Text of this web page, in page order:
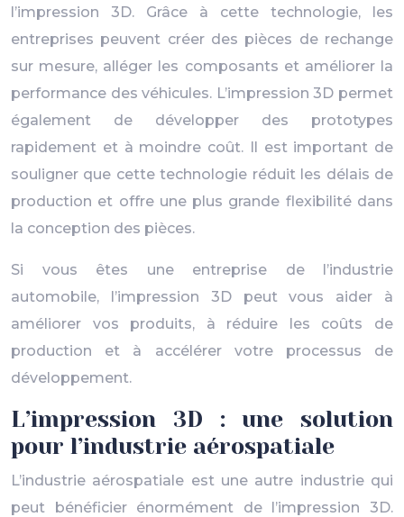
l’impression 3D. Grâce à cette technologie, les
entreprises peuvent créer des pièces de rechange
sur mesure, alléger les composants et améliorer la
performance des véhicules. L’impression 3D permet
également de développer des prototypes
rapidement et à moindre coût. Il est important de
souligner que cette technologie réduit les délais de
production et offre une plus grande flexibilité dans
la conception des pièces.
Si vous êtes une entreprise de l’industrie
automobile, l’impression 3D peut vous aider à
améliorer vos produits, à réduire les coûts de
production et à accélérer votre processus de
développement.
L’impression 3D : une solution
pour l’industrie aérospatiale
L’industrie aérospatiale est une autre industrie qui
peut bénéficier énormément de l’impression 3D.